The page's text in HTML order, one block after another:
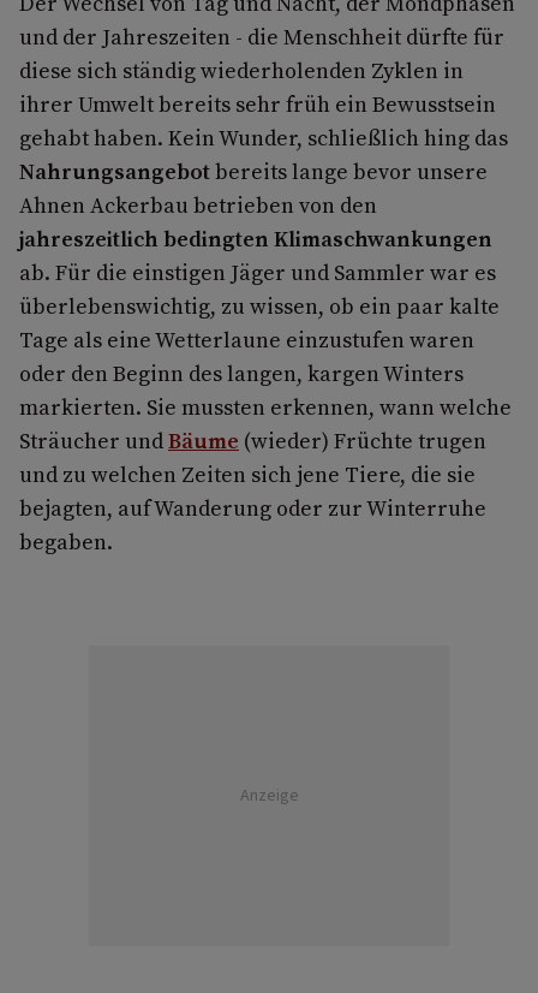
und der Jahreszeiten - die Menschheit dürfte für
diese sich ständig wiederholenden Zyklen in
ihrer Umwelt bereits sehr früh ein Bewusstsein
gehabt haben. Kein Wunder, schließlich hing das
Nahrungsangebotbereits lange bevor unsere
Ahnen Ackerbau betrieben von den
jahreszeitlich bedingten Klimaschwankungen
ab. Für die einstigen Jäger und Sammler war es
überlebenswichtig, zu wissen, ob ein paar kalte
Tage als eine Wetterlaune einzustufen waren
oder den Beginn des langen, kargen Winters
markierten. Sie mussten erkennen, wann welche
Sträucher undBäume (wieder) Früchte trugen
und zu welchen Zeiten sich jene Tiere, die sie
bejagten, auf Wanderung oder zur Winterruhe
begaben.
Anzeige